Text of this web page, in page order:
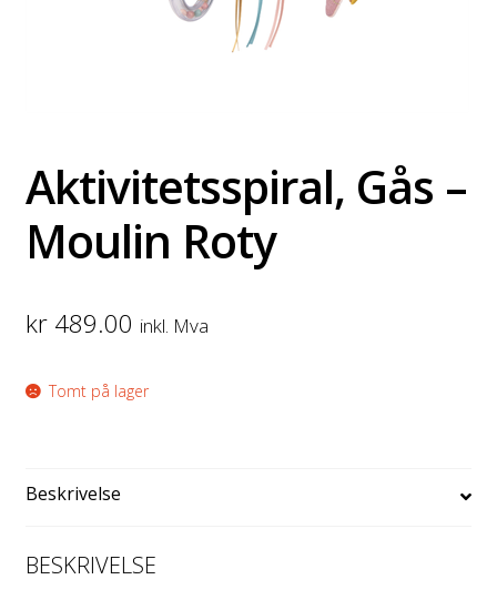
Aktivitetsspiral, Gås –
Moulin Roty
kr489.00 inkl. Mva
Tomt på lager
Beskrivelse
BESKRIVELSE